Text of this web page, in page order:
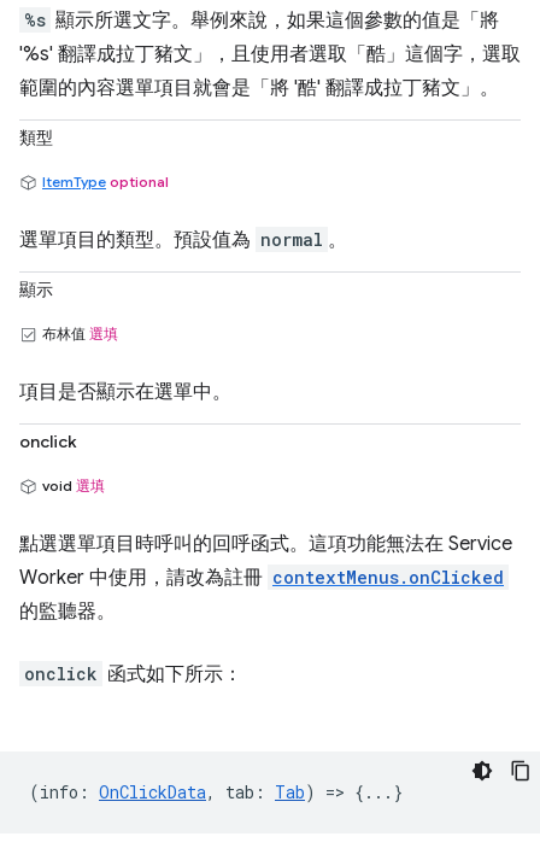
%s 顯示所選文字。舉例來說，如果這個參數的值是「將
'%s' 翻譯成拉丁豬文」，且使用者選取「酷」這個字，選取
範圍的內容選單項目就會是「將 '酷' 翻譯成拉丁豬文」。
類型
ItemType optional
選單項目的類型。預設值為 normal 。
顯示
布林值 選填
項目是否顯示在選單中。
onclick
void 選填
點選選單項目時呼叫的回呼函式。這項功能無法在 Service
Worker 中使用，請改為註冊 contextMenus.onClicked
的監聽器。
onclick 函式如下所示：
(info : OnClickData, tab : Tab) => {...}